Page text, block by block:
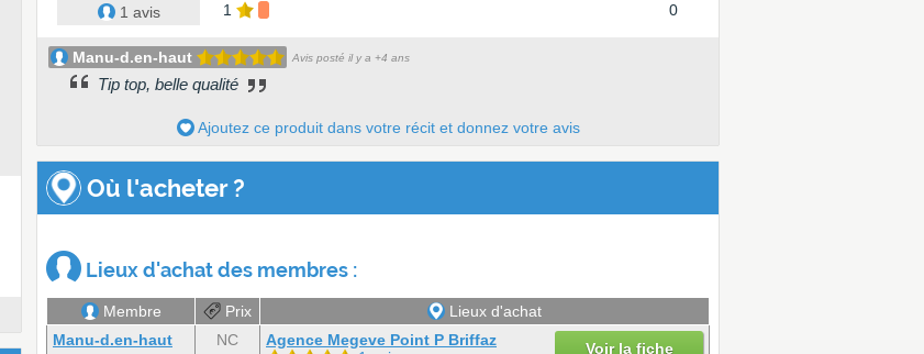
1 avis
1
0
Manu-d.en-haut Avis posté il y a +4 ans
Tip top, belle qualité
Ajoutez ce produit dans votre récit et donnez votre avis
Où l'acheter ?
Lieux d'achat des membres :
Membre Prix
Lieux d'achat
Manu-d.en-haut
NC
Agence Megeve Point P Briffaz
Voir la fiche